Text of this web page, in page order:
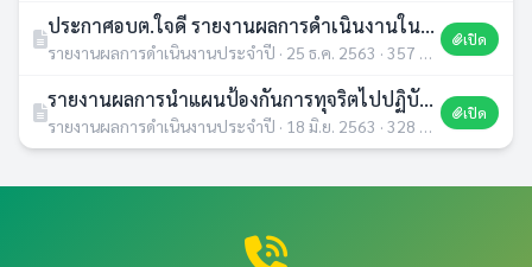
ประกาศอบต.ใจดี รายงานผลการดำเนินงานในรอบปีงบประมาณ 2563
รายงานผลการดำเนินงานประจำปี · 25 ธ.ค. 2563 · 357 ดาวน์โหลด
เปิด
รายงานผลการนำแผนป้องกันการทุจริตไปปฏิบัติ ประจำปีงบประมาณ พ.ศ. 2562 รอบ 12 เดือน
รายงานผลการดำเนินงานประจำปี · 18 มิ.ย. 2563 · 328 ดาวน์โหลด
เปิด